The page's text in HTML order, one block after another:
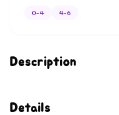
Description
Details
0-4 4-6